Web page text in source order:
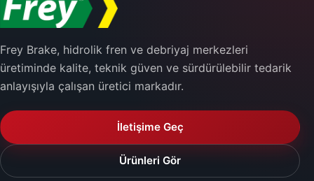
Frey Brake, hidrolik fren ve debriyaj merkezleri
üretiminde kalite, teknik güven ve sürdürülebilir tedarik
anlayışıyla çalışan üretici markadır.
İletişime Geç
Ürünleri Gör